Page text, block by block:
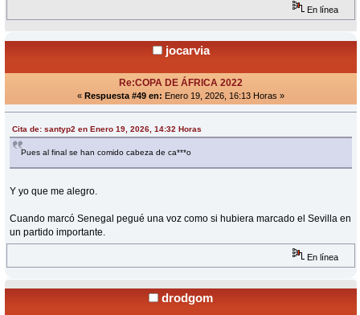
En línea
jocarvia
Re:COPA DE ÁFRICA 2022
« Respuesta #49 en: Enero 19, 2026, 16:13 Horas »
Cita de: santyp2 en Enero 19, 2026, 14:32 Horas
Pues al final se han comido cabeza de ca***o
Y yo que me alegro.
Cuando marcó Senegal pegué una voz como si hubiera marcado el Sevilla en
un partido importante.
En línea
drodgom